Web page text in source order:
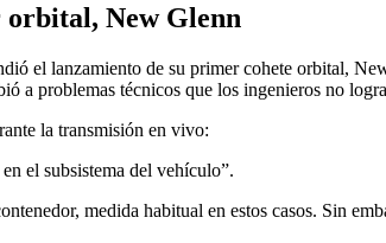
orbital, New Glenn
el lanzamiento de su primer cohete orbital,
a problemas técnicos que los ingenieros no
la transmisión en vivo:
el subsistema del vehículo”.
medida habitual en estos casos. Sin